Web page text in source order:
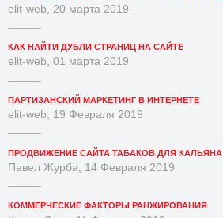
elit-web, 20 марта 2019
КАК НАЙТИ ДУБЛИ СТРАНИЦ НА САЙТЕ
elit-web, 01 марта 2019
ПАРТИЗАНСКИЙ МАРКЕТИНГ В ИНТЕРНЕТЕ
elit-web, 19 Февраля 2019
ПРОДВИЖЕНИЕ САЙТА ТАБАКОВ ДЛЯ КАЛЬЯНА
Павел Журба, 14 Февраля 2019
КОММЕРЧЕСКИЕ ФАКТОРЫ РАНЖИРОВАНИЯ